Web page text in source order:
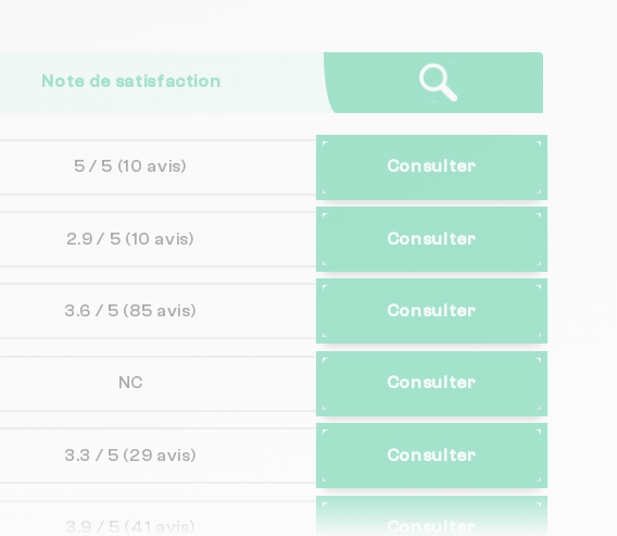
Note de satisfaction
5 / 5 (10 avis) Consulter
2.9 / 5 (10 avis) Consulter
3.6 / 5 (85 avis) Consulter
NC Consulter
3.3 / 5 (29 avis) Consulter
3.9 / 5 (41 avis) Consulter